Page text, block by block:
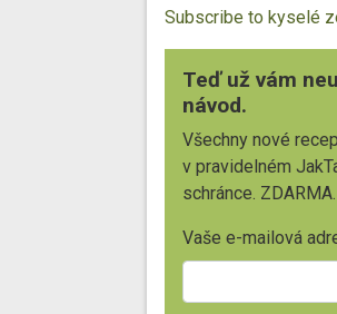
Subscribe to kyselé
Teď už vám
návod.
Všechny nové
v pravidelném
schránce. ZDARMA.
Vaše e-mailová